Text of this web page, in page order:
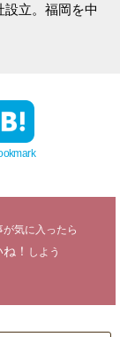
設立。福岡を中
が気に入ったら
！ しよう